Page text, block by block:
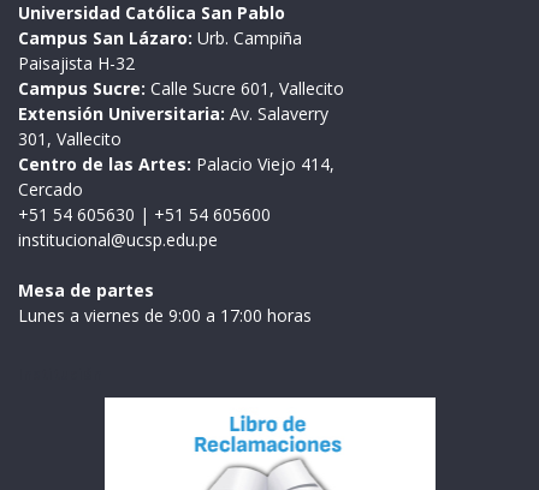
Universidad Católica San Pablo
Campus San Lázaro: Urb. Campiña
Paisajista H-32
Campus Sucre: Calle Sucre 601, Vallecito
Extensión Universitaria: Av. Salaverry
301, Vallecito
Centro de las Artes: Palacio Viejo 414,
Cercado
+51 54 605630 | +51 54 605600
institucional@ucsp.edu.pe
Mesa de partes
Lunes a viernes de 9:00 a 17:00 horas